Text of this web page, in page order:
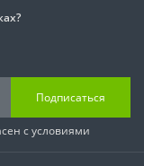
Подписаться
с условиями